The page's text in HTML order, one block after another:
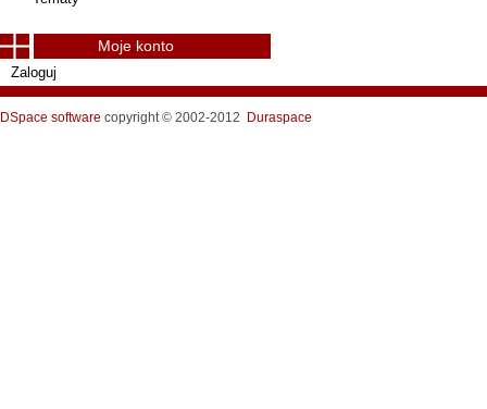
Moje konto
Zaloguj
DSpace software copyright © 2002-2012 Duraspace